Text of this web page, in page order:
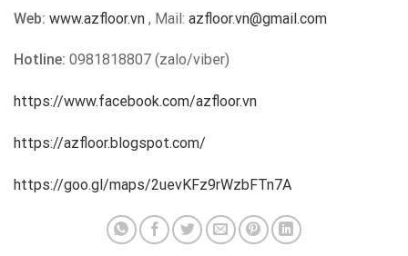
Web: www.azfloor.vn , Mail: azfloor.vn@gmail.com
Hotline: 0981818807 (zalo/viber)
https://www.facebook.com/azfloor.vn
https://azfloor.blogspot.com/
https://goo.gl/maps/2uevKFz9rWzbFTn7A